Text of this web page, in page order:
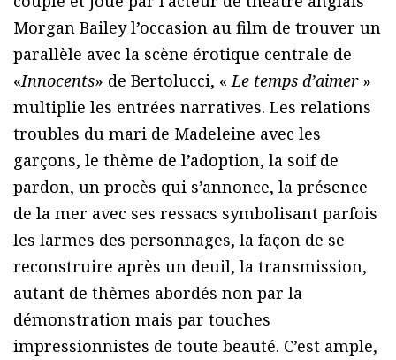
Morgan Bailey l’occasion au film de trouver un
parallèle avec la scène érotique centrale de
«Innocents» de Bertolucci, « Le temps d’aimer»
multiplie les entrées narratives. Les relations
troubles du mari de Madeleine avec les
garçons, le thème de l’adoption, la soif de
pardon, un procès qui s’annonce, la présence
de la mer avec ses ressacs symbolisant parfois
les larmes des personnages, la façon de se
reconstruire après un deuil, la transmission,
autant de thèmes abordés non par la
démonstration mais par touches
impressionnistes de toute beauté. C’est ample,